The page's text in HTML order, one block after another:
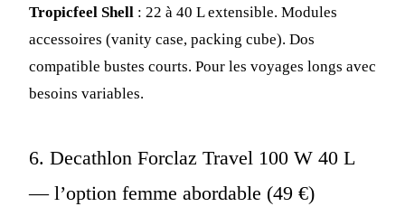
Tropicfeel Shell : 22 à 40 L extensible. Modules
accessoires (vanity case, packing cube). Dos
compatible bustes courts. Pour les voyages longs avec
besoins variables.
6. Decathlon Forclaz Travel 100 W 40 L
— l’option femme abordable (49 €)